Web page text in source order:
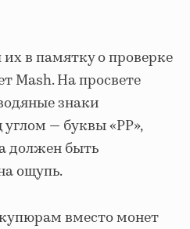
в памятку о проверке
Mash. На просвете
знаки
— буквы «РР»,
должен быть
ощупь.
вместо монет